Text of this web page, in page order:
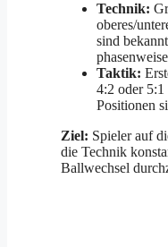
Technik:
oberes/
sind
Taktik:
4:2 oder 5:1
Positionen
Ziel: Spieler auf
die Technik
Ballwechsel